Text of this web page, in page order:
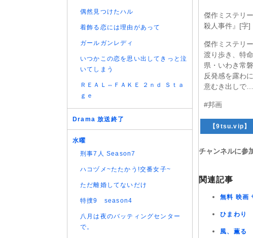
傑作ミステリ
殺人事件』[字]
傑作ミステリ
渡り歩き、特
県・いわき常
反発感を露わ
意むき出しで
#邦画
【9tsu.vip】
チャンネルに参
関連記事
無料 映画
ひまわり
風、薫る
偶然見つけたハル
着飾る恋には理由があって
ガールガンレディ
いつかこの恋を思い出してきっと泣
いてしまう
ＲＥＡＬ⇔ＦＡＫＥ ２ｎｄ Ｓｔａ
ｇｅ
Drama 放送終了
水曜
刑事7人 Season7
ハコヅメ~たたかう!交番女子~
ただ離婚してないだけ
特捜9 season4
八月は夜のバッティングセンター
で。